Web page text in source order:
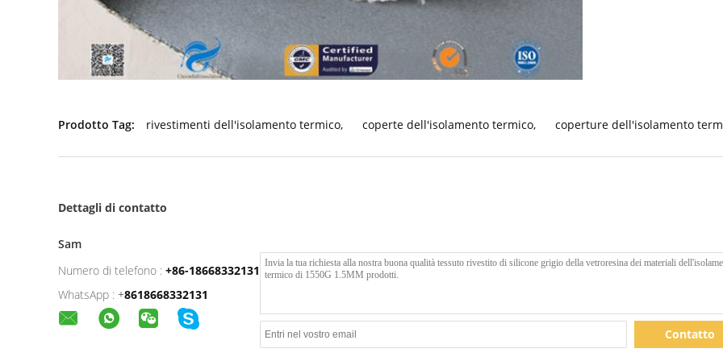
Prodotto Tag: rivestimenti dell'isolamento termico, coperte dell'isolamento termico, coperture dell'isolamento
Dettagli di contatto
Sam
Numero di telefono : +86-18668332131
WhatsApp : +8618668332131
Contatto